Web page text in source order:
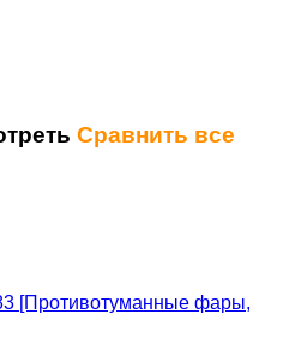
Сравнить все